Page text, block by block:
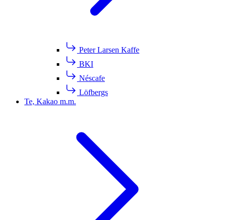
Peter Larsen Kaffe
BKI
Néscafe
Löfbergs
Te, Kakao m.m.